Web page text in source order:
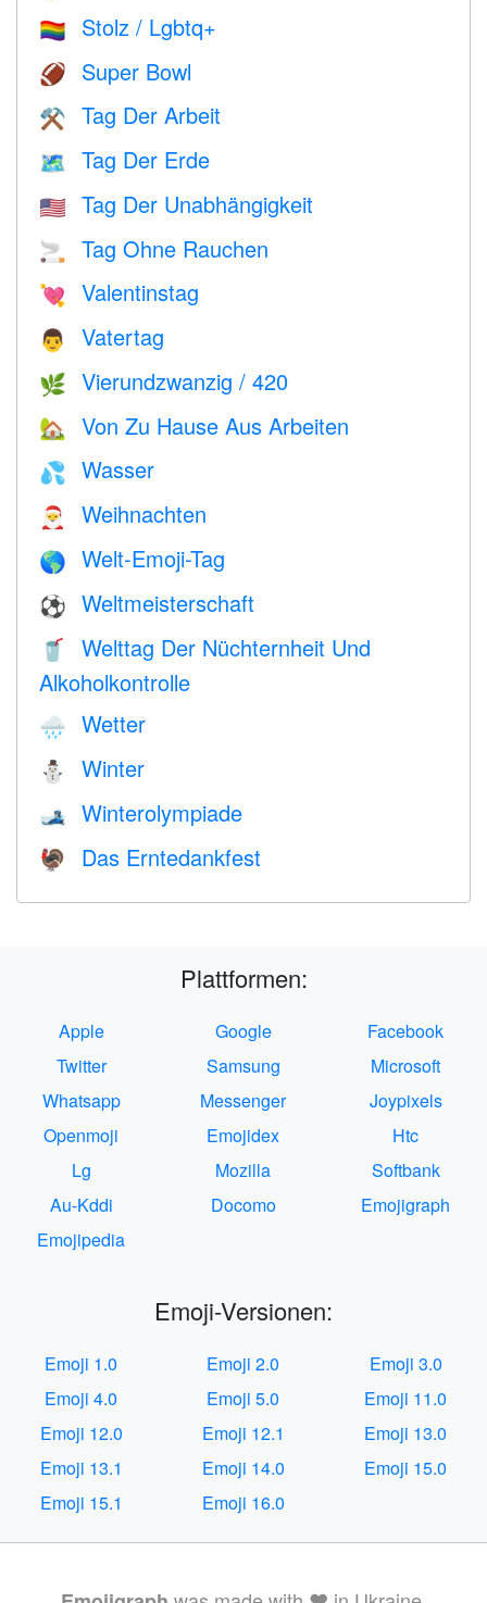
🏳️‍🌈 Stolz / Lgbtq+
🏈 Super Bowl
⚒️ Tag Der Arbeit
🗺️ Tag Der Erde
🇺🇸 Tag Der Unabhängigkeit
🚬 Tag Ohne Rauchen
💘 Valentinstag
👨 Vatertag
🌿 Vierundzwanzig / 420
🏡 Von Zu Hause Aus Arbeiten
💦 Wasser
🎅 Weihnachten
🌎 Welt-Emoji-Tag
⚽ Weltmeisterschaft
🥤
Welttag Der Nüchternheit Und
Alkoholkontrolle
🌧 Wetter
⛄ Winter
🎿 Winterolympiade
🦃 Das Erntedankfest
Plattformen:
Apple Google
Facebook
Twitter
Samsung
Microsoft
Whatsapp
Messenger
Joypixels
Openmoji
Emojidex
Htc
Lg
Mozilla
Softbank
Au-Kddi
Docomo
Emojigraph
Emojipedia
Emoji-Versionen:
Emoji 1.0 Emoji 2.0
Emoji 3.0
Emoji 4.0
Emoji 5.0
Emoji 11.0
Emoji 12.0
Emoji 12.1
Emoji 13.0
Emoji 13.1
Emoji 14.0
Emoji 15.0
Emoji 15.1
Emoji 16.0